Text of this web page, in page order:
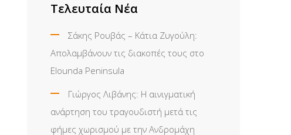
Τελευταία Νέα
Σάκης Ρουβάς – Κάτια Ζυγούλη:
Απολαμβάνουν τις διακοπές τους στο
Elounda Peninsula
Γιώργος Λιβάνης: Η αινιγματική
ανάρτηση του τραγουδιστή μετά τις
φήμες χωρισμού με την Ανδρομάχη